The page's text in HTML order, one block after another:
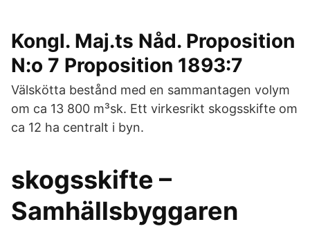
Kongl. Maj.ts Nåd. Proposition
N:o 7 Proposition 1893:7
Välskötta bestånd med en sammantagen volym
om ca 13 800 m³sk. Ett virkesrikt skogsskifte om
ca 12 ha centralt i byn.
skogsskifte –
Samhällsbyggaren